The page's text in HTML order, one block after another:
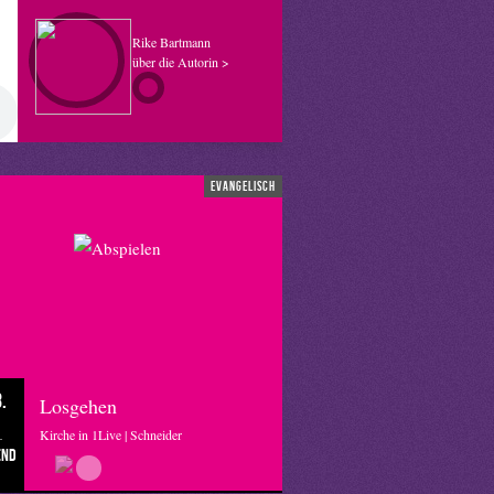
Rike Bartmann
über die Autorin >
evangelisch
Losgehen
Kirche in 1Live | Schneider